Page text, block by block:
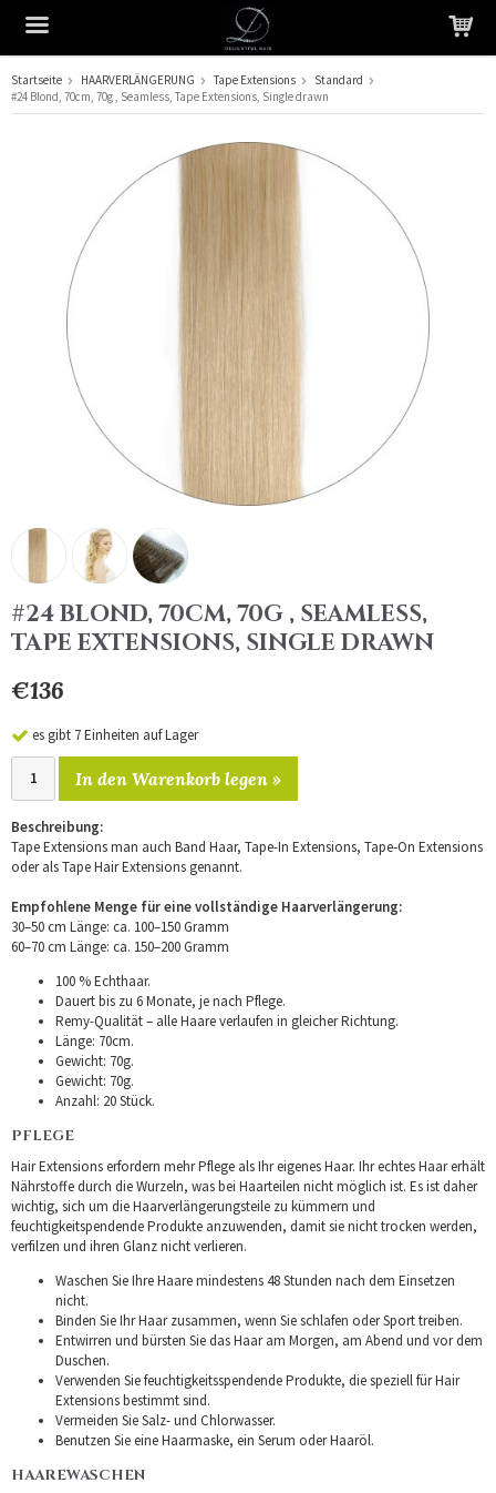
Das Produkt wurde in Ihren Warenkorb gelegt
Startseite HAARVERLÄNGERUNG Tape Extensions
Standard
#24 Blond, 70cm, 70g , Seamless, Tape Extensions, Single drawn
#24 BLOND, 70CM, 70G , SEAMLESS,
TAPE EXTENSIONS, SINGLE DRAWN
€136
es gibt 7 Einheiten auf Lager
In den Warenkorb legen »
Beschreibung:
Tape Extensions man auch Band Haar, Tape-In Extensions, Tape-On Extensions
oder als Tape Hair Extensions genannt.
Empfohlene Menge für eine vollständige Haarverlängerung:
30–50 cm Länge: ca. 100–150 Gramm
60–70 cm Länge: ca. 150–200 Gramm
100 % Echthaar.
Dauert bis zu 6 Monate, je nach Pflege.
Remy-Qualität – alle Haare verlaufen in gleicher Richtung.
Länge: 70cm.
Gewicht: 70g.
Gewicht: 70g.
Anzahl: 20 Stück.
PFLEGE
Hair Extensions erfordern mehr Pflege als Ihr eigenes Haar. Ihr echtes Haar erhält
Nährstoffe durch die Wurzeln, was bei Haarteilen nicht möglich ist. Es ist daher
wichtig, sich um die Haarverlängerungsteile zu kümmern und
feuchtigkeitspendende Produkte anzuwenden, damit sie nicht trocken werden,
verfilzen und ihren Glanz nicht verlieren.
Waschen Sie Ihre Haare mindestens 48 Stunden nach dem Einsetzen
nicht.
Binden Sie Ihr Haar zusammen, wenn Sie schlafen oder Sport treiben.
Entwirren und bürsten Sie das Haar am Morgen, am Abend und vor dem
Duschen.
Verwenden Sie feuchtigkeitsspendende Produkte, die speziell für Hair
Extensions bestimmt sind.
Vermeiden Sie Salz- und Chlorwasser.
Benutzen Sie eine Haarmaske, ein Serum oder Haaröl.
HAAREWASCHEN